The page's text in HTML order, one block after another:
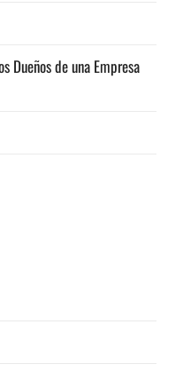
Dueños de una Empresa